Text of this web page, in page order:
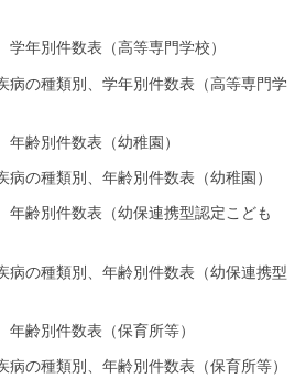
年別件数表（高等専門学校）
の種類別、学年別件数表（高等専門学
齢別件数表（幼稚園）
の種類別、年齢別件数表（幼稚園）
齢別件数表（幼保連携型認定こども
の種類別、年齢別件数表（幼保連携型
齢別件数表（保育所等）
の種類別、年齢別件数表（保育所等）